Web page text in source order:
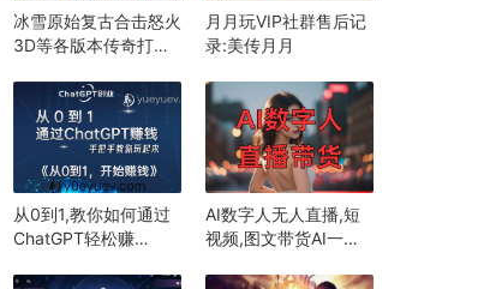
冰雪原始复古合击怒火
3D等各版本传奇打金
月月玩VIP社群售后记
录:美传月月
从0到1,教你如何通过
ChatGPT轻松赚
AI数字人无人直播,短
视频,图文带货AI一键